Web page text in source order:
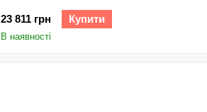
23 811 грн Купити
В наявності